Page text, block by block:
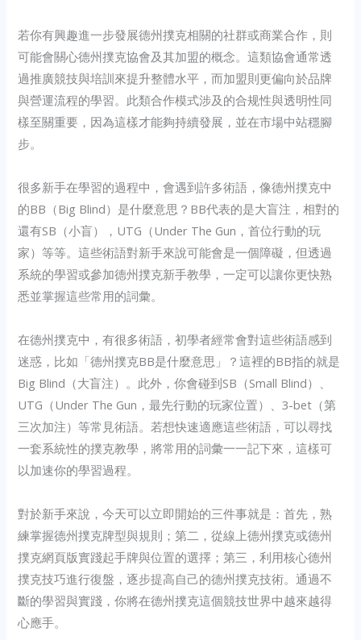
若你有興趣進一步發展德州撲克相關的社群或商業合作，則
可能會關心德州撲克協會及其加盟的概念。這類協會通常透
過推廣競技與培訓來提升整體水平，而加盟則更偏向於品牌
與營運流程的學習。此類合作模式涉及的合规性與透明性同
樣至關重要，因為這樣才能夠持續發展，並在市場中站穩腳
步。
很多新手在學習的過程中，會遇到許多術語，像德州撲克中
的BB（Big Blind）是什麼意思？BB代表的是大盲注，相對的
還有SB（小盲），UTG（Under The Gun，首位行動的玩
家）等等。這些術語對新手來說可能會是一個障礙，但透過
系統的學習或參加德州撲克新手教學，一定可以讓你更快熟
悉並掌握這些常用的詞彙。
在德州撲克中，有很多術語，初學者經常會對這些術語感到
迷惑，比如「德州撲克BB是什麼意思」？這裡的BB指的就是
Big Blind（大盲注）。此外，你會碰到SB（Small Blind）、
UTG（Under The Gun，最先行動的玩家位置）、3-bet（第
三次加注）等常見術語。若想快速適應這些術語，可以尋找
一套系統性的撲克教學，將常用的詞彙一一記下來，這樣可
以加速你的學習過程。
對於新手來說，今天可以立即開始的三件事就是：首先，熟
練掌握德州撲克牌型與規則；第二，從線上德州撲克或德州
撲克網頁版實踐起手牌與位置的選擇；第三，利用核心德州
撲克技巧進行復盤，逐步提高自己的德州撲克技術。通過不
斷的學習與實踐，你將在德州撲克這個競技世界中越來越得
心應手。